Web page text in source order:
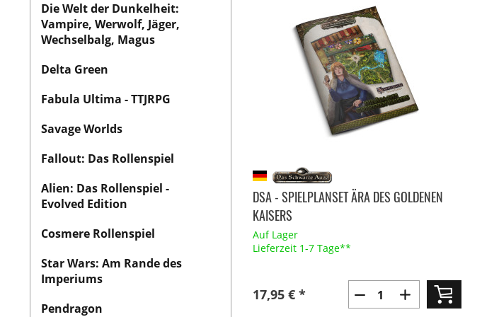
Die Welt der Dunkelheit:
Vampire, Werwolf, Jäger,
Wechselbalg, Magus
Delta Green
Fabula Ultima - TTJRPG
Savage Worlds
Fallout: Das Rollenspiel
Alien: Das Rollenspiel -
Evolved Edition
Cosmere Rollenspiel
Star Wars: Am Rande des
Imperiums
Pendragon
DSA - SPIELPLANSET ÄRA DES GOLDENEN
KAISERS
Auf Lager
Lieferzeit 1-7 Tage**
17,95 € *